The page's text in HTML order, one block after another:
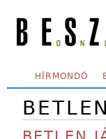
SECONDARY MENU
HÍRMONDÓ